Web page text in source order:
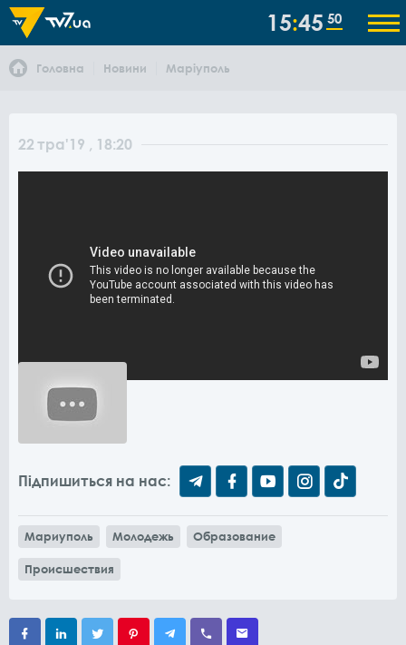
15 45 50
Головна Новини Маріуполь
22 тра'19 , 18:20
Підпишиться на нас:
Мариуполь Молодежь Образование
Происшествия